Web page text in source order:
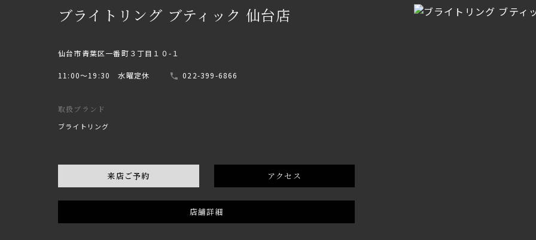
ブライトリング ブティック 仙台店
仙台市青葉区一番町３丁目１０-１
11:00〜19:30 水曜定休 022-399-6866
取扱ブランド
ブライトリング
来店ご予約 アクセス
店舗詳細